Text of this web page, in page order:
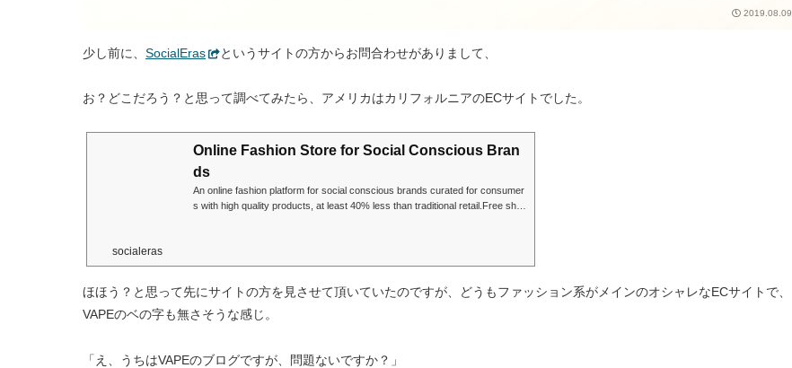
2019.08.09
少し前に、 SocialEras というサイトの方からお問合わせがありまして、
お？どこだろう？と思って調べてみたら、アメリカはカリフォルニアのECサイトでした。
Online Fashion Store for Social Conscious Bran
ds
An online fashion platform for social conscious brands curated for consumer
s with high quality products, at least 40% less than traditional retail.Free ship
socialeras
ほほう？と思って先にサイトの方を見させて頂いていたのですが、どうもファッション系がメインのオシャレなECサイトで、
VAPEのベの字も無さそうな感じ。
「え、うちはVAPEのブログですが、問題ないですか？」